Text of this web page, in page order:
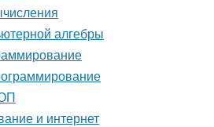
алгебры
и интернет